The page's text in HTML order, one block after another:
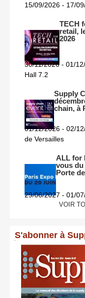
15/09/2026 - 17/
TECH
retail,
2026
30/11/2026 - 01/
Hall 7.2
Supply
chain, à
01/12/2026 - 02/
de Versailles
ALL for
vous du
Porte
29/06/2027 - 01/
VOIR
S'abonner à